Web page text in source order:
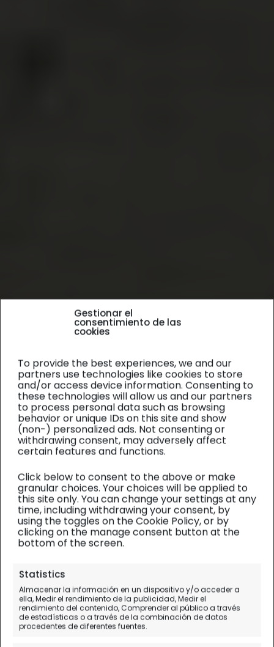
Gestionar el
consentimiento de las
cookies
To provide the best experiences, we and our
partners use technologies like cookies to store
and/or access device information. Consenting to
these technologies will allow us and our partners
to process personal data such as browsing
behavior or unique IDs on this site and show
(non-) personalized ads. Not consenting or
withdrawing consent, may adversely affect
certain features and functions.
Click below to consent to the above or make
granular choices. Your choices will be applied to
this site only. You can change your settings at any
time, including withdrawing your consent, by
using the toggles on the Cookie Policy, or by
clicking on the manage consent button at the
bottom of the screen.
Statistics
Almacenar la información en un dispositivo y/o acceder a
ella, Medir el rendimiento de la publicidad, Medir el
rendimiento del contenido, Comprender al público a través
de estadísticas o a través de la combinación de datos
procedentes de diferentes fuentes.
Huayna Picchu, el cielo
Inca
Día 12.Aguascalientes/Machu Pichu -